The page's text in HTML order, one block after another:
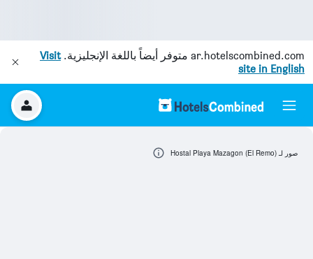
ar.hotelscombined.com متوفر أيضاً باللغة الإنجليزية.Visit
site in English
صور لـ Hostal Playa Mazagon (El Remo)